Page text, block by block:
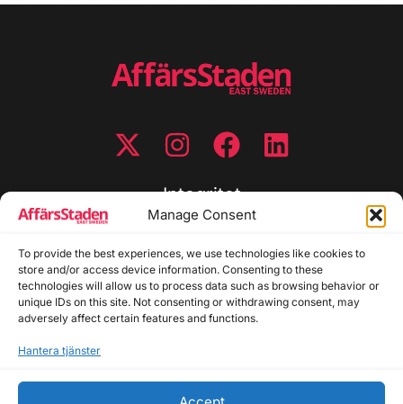
Manage Consent
To provide the best experiences, we use technologies like cookies to
store and/or access device information. Consenting to these
technologies will allow us to process data such as browsing behavior or
unique IDs on this site. Not consenting or withdrawing consent, may
adversely affect certain features and functions.
Hantera tjänster
Integritet
Cookiepolicy
Disclaimer
Redaktionell policy
Utgivarinformation